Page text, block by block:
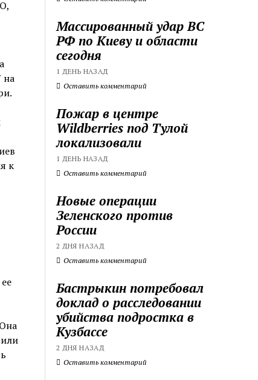
на
к
Массированный удар ВС
РФ по Киеву и области
сегодня
1 ДЕНЬ НАЗАД
Оставить комментарий
Пожар в центре
Wildberries под Тулой
локализовали
1 ДЕНЬ НАЗАД
Оставить комментарий
Новые операции
Зеленского против
России
2 ДНЯ НАЗАД
Оставить комментарий
Бастрыкин потребовал
доклад о расследовании
убийства подростка в
Кузбассе
2 ДНЯ НАЗАД
Оставить комментарий